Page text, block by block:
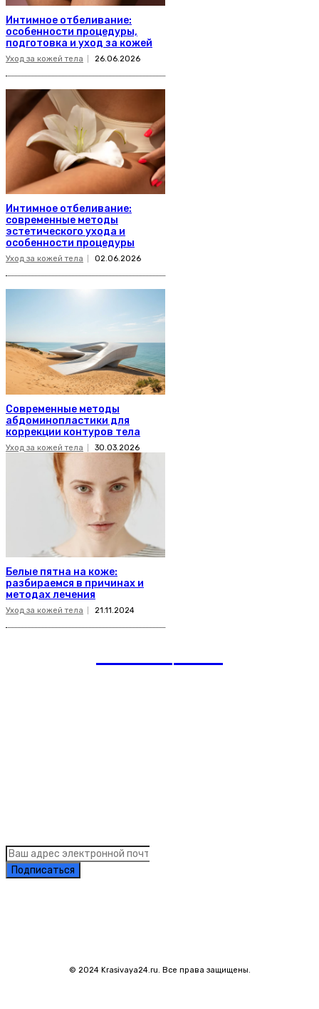
Интимное отбеливание:
особенности процедуры,
подготовка и уход за кожей
Уход за кожей тела 26.06.2026
Интимное отбеливание:
современные методы
эстетического ухода и
особенности процедуры
Уход за кожей тела 02.06.2026
Современные методы
абдоминопластики для
коррекции контуров тела
Уход за кожей тела 30.03.2026
Белые пятна на коже:
разбираемся в причинах и
методах лечения
Уход за кожей тела 21.11.2024
Подписаться
© 2024 Krasivaya24.ru. Все права защищены.